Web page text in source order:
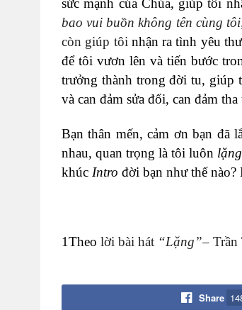
sức mạnh của Chúa, giúp tôi
bao vui buồn không tên cùng
còn giúp tôi nhận ra tình yêu
để tôi vươn lên và tiến bước
trưởng thành trong đời tu, giúp
và can đảm sửa đổi, can đảm
Bạn thân mến, cảm ơn bạn đã
nhau, quan trọng là tôi luôn lặng
khúc Intro đời bạn như thế
1Theo lời bài hát “Lặng”– Trần
Share